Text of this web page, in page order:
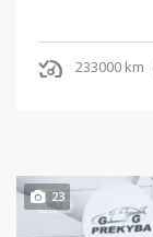
233000 km
23